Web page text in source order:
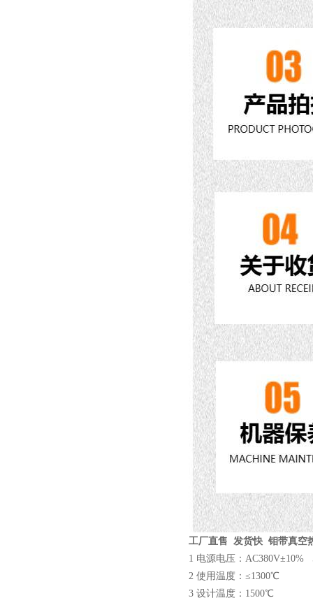
工厂直售 发货快 钼带真空
1 电源电压：AC380V±10%
2 使用温度：≤1300℃
3 设计温度：1500℃